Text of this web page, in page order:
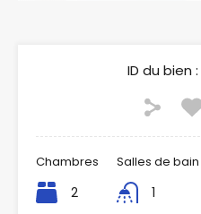
ID du bien :
Chambres
2
Salles de bain
1